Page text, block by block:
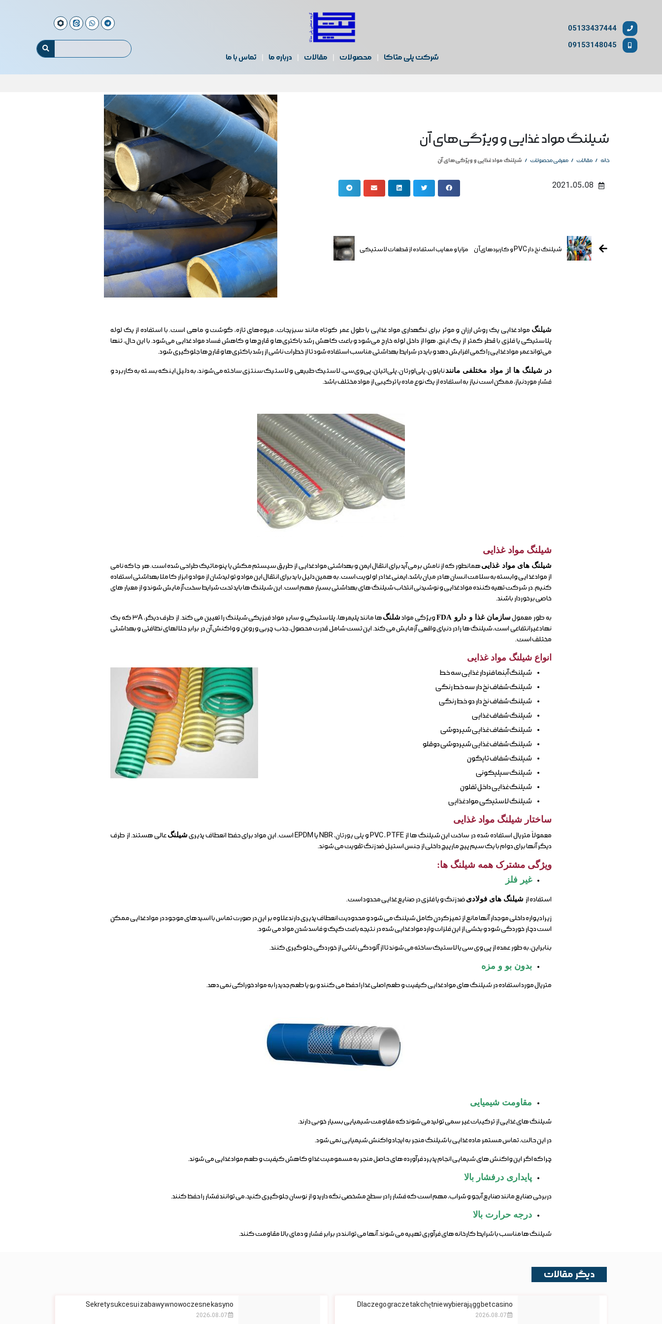
05133437444
09153148045
شرکت پلی متاکا محصولات مقالات درباره ما تماس با ما
شیلنگ مواد غذایی و ویژگی‌های آن
خانه / مقالات / معرفی محصولات / شیلنگ مواد غذایی و ویژگی‌های آن
2021-05-08
شیلنگ نخ دار PVC و کاربردهای آن مزایا و معایب استفاده از قطعات لاستیکی
شیلنگ مواد غذایی یک روش ارزان و موثر برای نگهداری مواد غذایی با طول عمر کوتاه مانند سبزیجات، میوه‌های تازه، گوشت و ماهی است. با استفاده از یک لوله
پلاستیکی یا فلزی با قطر کمتر از یک اینچ، هوا از داخل لوله خارج می‌شود و باعث کاهش رشد باکتری‌ها و قارچ‌ها و کاهش فساد مواد غذایی می‌شود. با این حال، تنها
می‌تواند عمر مواد غذایی را کمی افزایش دهد و باید در شرایط بهداشتی مناسب استفاده شود تا از خطرات ناشی از رشد باکتری‌ها و قارچ‌ها جلوگیری شود.
در شیلنگ ها از مواد مختلفی مانندنایلون، پلی‌اورتان، پلی‌اتیلن، پی‌وی‌سی، لاستیک طبیعی و لاستیک سنتزی ساخته می‌شوند، به دلیل اینکه بسته به کاربرد و
فشار موردنیاز، ممکن است نیاز به استفاده از یک نوع ماده یا ترکیبی از مواد مختلف باشد.
شیلنگ مواد غذایی
شیلنگ های مواد غذاییهمانطور که از نامش برمی آید برای انتقال ایمن و بهداشتی مواد غذایی از طریق سیستم مکش یا پنوماتیک طراحی شده است. هر جا که نامی
از مواد غذایی وابسته به سلامت انسان ها در میان باشد، ایمنی غذا در اولویت است. به همین دلیل باید برای انتقال این مواد و تولیدشان از مواد و ابزار کاملا بهداشتی استفاده
کنیم. در شرکت تهیه کننده مواد غذایی و نوشیدنی انتخاب شیلنگ های بهداشتی بسیار مهم است. این شیلنگ ها باید تحت شرایط سخت آزمایش شوند و از معیار های
خاصی برخوردار باشند.
به طور معمولسازمان غذا و دارو FDA ویژگی موادشلنگ
ها مانند پلیمرها، پلاستیکی و سایر مواد فیزیکی شیلنگ را تعیین می کند. از طرف دیگر، ۳A که یک
نهاد غیرانتفاعی است، شیلنگ ها را در دنیای واقعی آزمایش می کند. این تست شامل قدرت محصول، جذب چربی و روغن و واکنش آن در برابر حلالهای نظافتی و بهداشتی
مختلف است.
انواع شیلنگ مواد غذایی
شیلنگ آبنما فنردار غذایی سه خط
شیلنگ شفاف نخ دار سه خط رنگی
شیلنگ شفاف نخ دار دو خط رنگی
شیلنگ شفاف غذایی
شیلنگ شفاف غذایی شیردوشی
شیلنگ شفاف غذایی شیردوشی دوقلو
شیلنگ شفاف تایگون
شیلنگ سیلیکونی
شیلنگ غذایی داخل تفلون
شیلنگ لاستیکی مواد غذایی
ساختار شیلنگ مواد غذایی
معمولاً متریال استفاده شده در ساخت این شیلنگ ها از PVC ، PTFE و پلی یورتان، NBR یا EPDM است. این مواد برای حفظ انعطاف پذیری شیلنگعالی هستند. از طرف
دیگر آنها برای دوام با یک سیم پیچ مارپیچ داخلی از جنس استیل ضد زنگ تقویت می شوند.
ویژگی مشترک همه شیلنگ ها:
غیر فلز
استفاده از شیلنگ های فولادیضد زنگ و یا فلزی در صنایع غذایی محدود است.
زیرا دیواره داخلی موجدار آنها مانع از تمیزکردن کامل شیلنگ می شود و محدودیت انعطاف پذیری دارند علاوه بر این در صورت تماس با اسید های موجود در مواد غذایی ممکن
است دچار خوردگی شود و بخشی از این فلزات وارد مواد غذایی شده در نتیجه باعث کپک و فاسد شدن مواد می شود.
بنابراین، به طور عمده از پی وی سی یا لاستیک ساخته می شوند تا از آلودگی ناشی از خوردگی جلوگیری کنند.
بدون بو و مزه
متریال مورد استفاده در شیلنگ های مواد غذایی کیفیت و طعم اصلی غذا را حفظ می کنند و بو یا طعم جدید را به مواد خوراکی نمی دهد.
مقاومت شیمیایی
شیلنگ های غذایی از ترکیبات غیر سمی تولید می شوند که مقاومت شیمیایی بسیار خوبی دارند.
در این حالت، تماس مستمر ماده غذایی با شیلنگ منجر به ایجاد واکنش شیمیایی نمی شود.
چرا که اگر این واکنش های شیمایی انجام پذیرد فرآورده های حاصل منجر به مسمومیت غذا و کاهش کیفیت و طعم مواد غذایی می شوند.
پایداری درفشار بالا
دربرخی صنایع مانند صنایع آبجو و شراب، مهم است که فشار را در سطح مشخصی نگه دارید و از نوسان جلوگیری کنید، می توانند فشار را حفظ کنند.
درجه حرارت بالا
شیلنگ ها مناسب با شرایط کارخانه های فرآوری تهییه می شوند. آنها می توانند در برابر فشار و دمای بالا مقاومت کنند.
دیگر مقالات
Dlaczego gracze tak chętnie wybierają gg bet casino
Sekrety sukcesu i zabawy w nowoczesne kasyno